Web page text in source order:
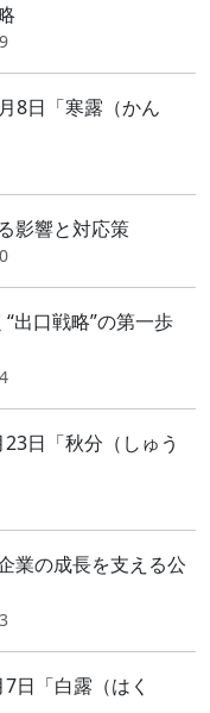
8日「寒露（かん
影響と対応策
出口戦略”の第一歩
日「秋分（しゅう
業の成長を支える公
「白露（はく